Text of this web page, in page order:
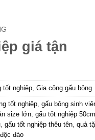
giá tận
tốt nghiệp, Gia công gấu bông
tốt nghiệp, gấu bông sinh
size lớn, gấu tốt nghiệp 50cm
, gấu tốt nghiệp thêu tên, quà
đáo